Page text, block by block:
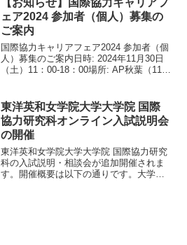
関、企業...
ェア2024 参加者（個人）募集の
ご案内
国際協力キャリアフェア2024 参加者（個
人）募集のご案内日時: 2024年11月30日
（土）11：00-18：00場所: AP秋葉（110-
のキャリアを目...
東洋英和女学院大学大学院 国際
協力研究科オンライン入試説明会
の開催
東洋英和女学院大学大学院 国際協力研究
科の入試説明・相談会が追加開催されま
す。開催概要は以下の通りです。大学院